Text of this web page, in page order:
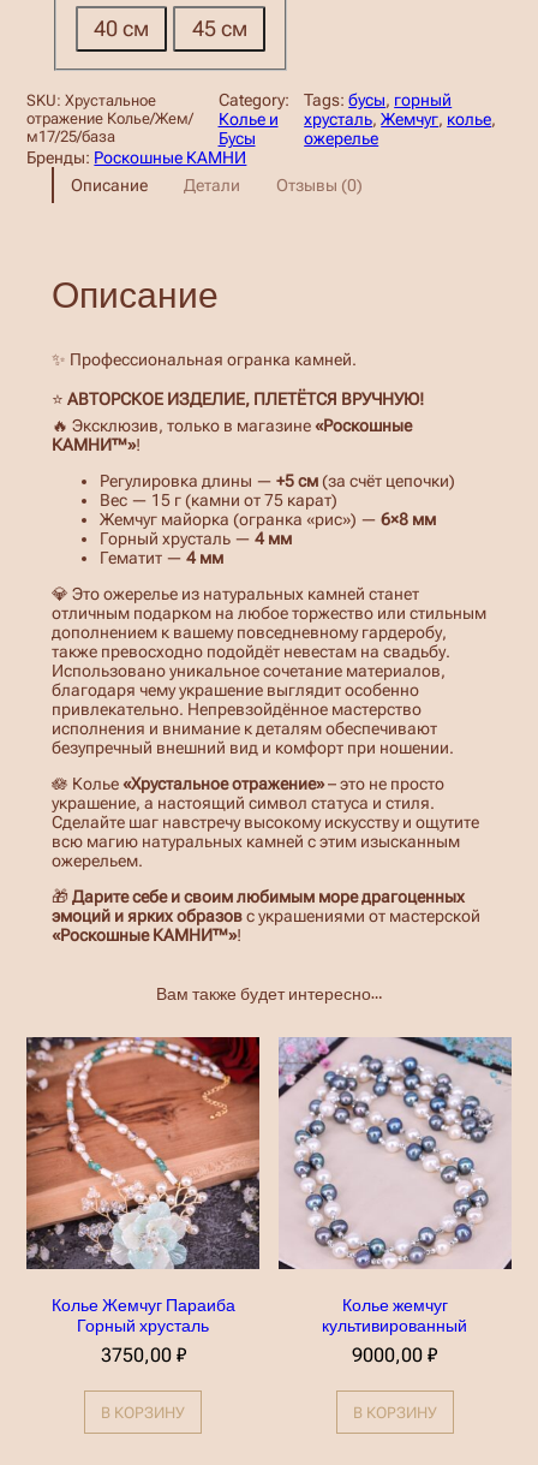
н
ц
0
,
0
0
₽
–
1
5
0
0
,
0
₽
40 см 45 см
SKU: Хрустальное
отражение Колье/Жем/
м17/25/база
Category:
Колье и
Бусы
Tags:бусы, горный
хрусталь, Жемчуг, колье
ожерелье
Бренды: Роскошные КАМНИ
Описание
Детали Отзывы (0)
Описание
✨ Профессиональная огранка камней.
⭐ АВТОРСКОЕ ИЗДЕЛИЕ, ПЛЕТЁТСЯ ВРУЧНУЮ!
🔥 Эксклюзив, только в магазине «Роскошные
КАМНИ™»!
Регулировка длины — +5 см(за счёт цепочки)
Вес — 15 г (камни от 75 карат)
Жемчуг майорка (огранка «рис») — 6×8 мм
Горный хрусталь — 4 мм
Гематит — 4 мм
💎 Это ожерелье из натуральных камней станет
отличным подарком на любое торжество или стильным
дополнением к вашему повседневному гардеробу,
также превосходно подойдёт невестам на свадьбу.
Использовано уникальное сочетание материалов,
благодаря чему украшение выглядит особенно
привлекательно. Непревзойдённое мастерство
исполнения и внимание к деталям обеспечивают
безупречный внешний вид и комфорт при ношении.
🪷 Колье «Хрустальное отражение»– это не просто
украшение, а настоящий символ статуса и стиля.
Сделайте шаг навстречу высокому искусству и ощутите
всю магию натуральных камней с этим изысканным
ожерельем.
🎁 Дарите себе и своим любимым море драгоценных
эмоций и ярких образовс украшениями от мастерской
«Роскошные КАМНИ™»!
Вам также будет интересно…
Колье Жемчуг Параиба
Горный хрусталь
3750,00 ₽
В КОРЗИНУ
Колье жемчуг
культивированный
9000,00₽
В КОРЗИНУ